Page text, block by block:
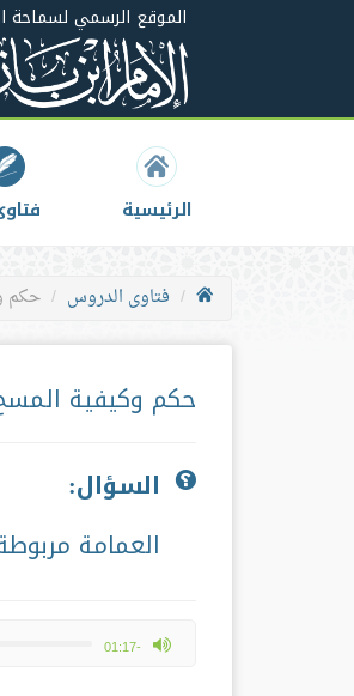
الموقع الرسمي لسماحة
الرئيسية
فتاوى الدروس حكم
حكم وكيفية
السؤال:
العمامة
-01:17
max volume